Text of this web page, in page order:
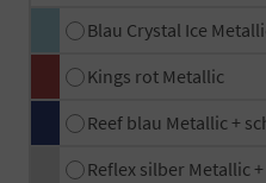
Blau Crystal Ice
Kings rot Metallic
Reef blau Metallic +
Reflex silber Metallic